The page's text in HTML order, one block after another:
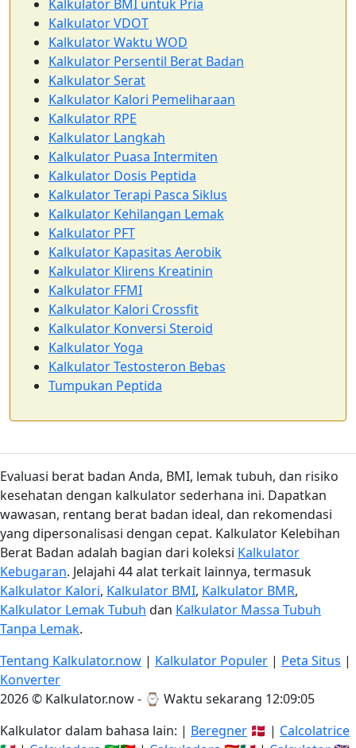
Kalkulator BMI untuk Pria
Kalkulator VDOT
Kalkulator Waktu WOD
Kalkulator Persentil Berat Badan
Kalkulator Serat
Kalkulator Kalori Pemeliharaan
Kalkulator RPE
Kalkulator Langkah
Kalkulator Puasa Intermiten
Kalkulator Dosis Peptida
Kalkulator Terapi Pasca Siklus
Kalkulator Kehilangan Lemak
Kalkulator PFT
Kalkulator Kapasitas Aerobik
Kalkulator Klirens Kreatinin
Kalkulator FFMI
Kalkulator Kalori Crossfit
Kalkulator Konversi Steroid
Kalkulator Yoga
Kalkulator Testosteron Bebas
Tumpukan Peptida
Evaluasi berat badan Anda, BMI, lemak tubuh, dan risiko
kesehatan dengan kalkulator sederhana ini. Dapatkan
wawasan, rentang berat badan ideal, dan rekomendasi
yang dipersonalisasi dengan cepat. Kalkulator Kelebihan
Berat Badan adalah bagian dari koleksi Kalkulator
Kebugaran. Jelajahi 44 alat terkait lainnya, termasuk
Kalkulator Kalori, Kalkulator BMI, Kalkulator BMR,
Kalkulator Lemak Tubuh dan Kalkulator Massa Tubuh
Tanpa Lemak.
Tentang Kalkulator.now | Kalkulator Populer | Peta Situs |
Konverter
2026 © Kalkulator.now - ⌚ Waktu sekarang 12:09:06
Kalkulator dalam bahasa lain: | Beregner 🇩🇰 | Calcolatrice